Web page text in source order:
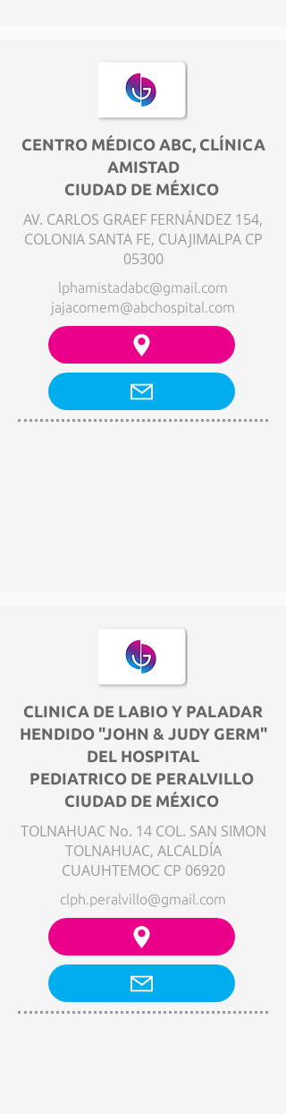
CENTRO MÉDICO ABC, CLÍNICA
AMISTAD
CIUDAD DE MÉXICO
AV. CARLOS GRAEF FERNÁNDEZ 154,
COLONIA SANTA FE, CUAJIMALPA CP
05300
lphamistadabc@gmail.com
jajacomem@abchospital.com
CLINICA DE LABIO Y PALADAR
HENDIDO "JOHN & JUDY GERM"
DEL HOSPITAL
PEDIATRICO DE PERALVILLO
CIUDAD DE MÉXICO
TOLNAHUAC No. 14 COL. SAN SIMON
TOLNAHUAC, ALCALDÍA
CUAUHTEMOC CP 06920
clph.peralvillo@gmail.com